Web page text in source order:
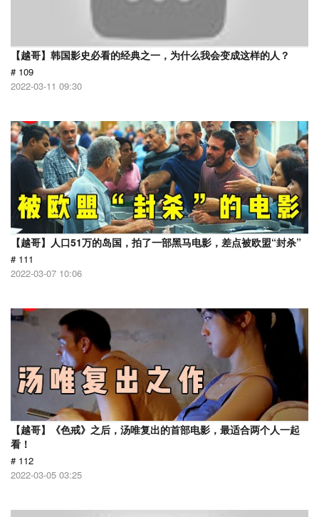
【越哥】韩国影史必看的经典之一，为什么我会变成这样的人？
# 109
2022-03-11 09:30
【越哥】人口51万的岛国，拍了一部黑马电影，差点被欧盟“封杀”
# 111
2022-03-07 10:06
【越哥】《色戒》之后，汤唯复出的首部电影，最适合两个人一起
看！
# 112
2022-03-05 03:25